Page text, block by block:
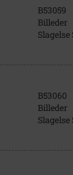
B53059
Billeder
B53060
Billeder